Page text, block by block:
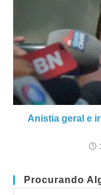
Anistia geral e
Procurando